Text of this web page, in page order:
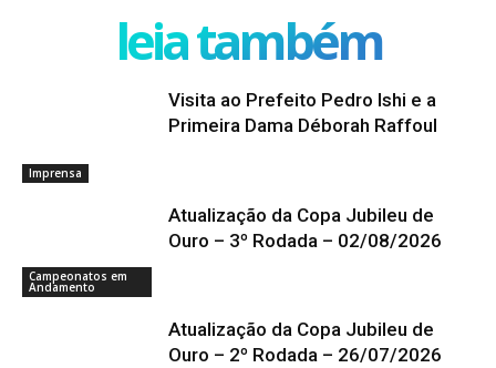
leia também
Imprensa
Visita ao Prefeito Pedro Ishi e a
Primeira Dama Déborah Raffoul
Campeonatos em
Andamento
Atualização da Copa Jubileu de
Ouro – 3º Rodada – 02/08/2026
Atualização da Copa Jubileu de
Ouro – 2º Rodada – 26/07/2026